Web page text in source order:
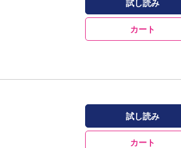
試し読み
カート
試し読み
カート